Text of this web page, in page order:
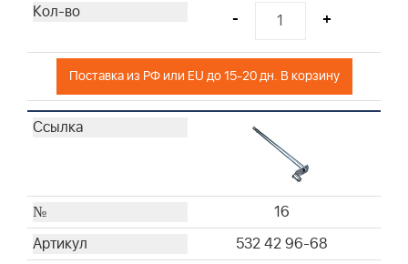
- +
Поставка из РФ или EU до 15-20 дн. В корзину
16
532 42 96-68